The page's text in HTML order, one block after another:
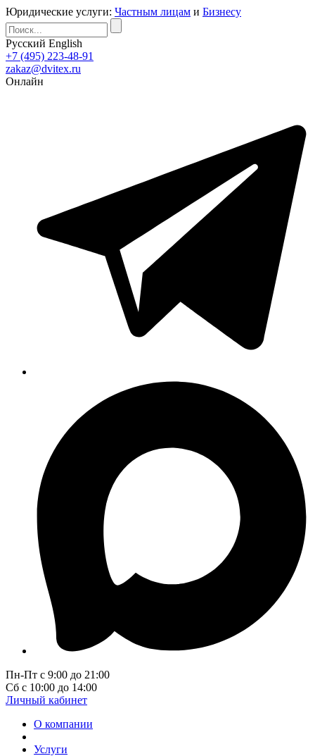
Юридические услуги: Частным лицам и Бизнесу
Русский English
+7 (495) 223-48-91
zakaz@dvitex.ru
Онлайн
Пн-Пт с 9:00 до 21:00
Сб с 10:00 до 14:00
Личный кабинет
О компании
Услуги